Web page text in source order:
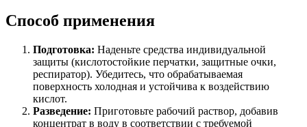
Способ применения
Подготовка: Наденьте средства индивидуальной
защиты (кислотостойкие перчатки, защитные очки,
респиратор). Убедитесь, что обрабатываемая
поверхность холодная и устойчива к воздействию
кислот.
Разведение: Приготовьте рабочий раствор, добавив
концентрат в воду в соответствии с требуемой